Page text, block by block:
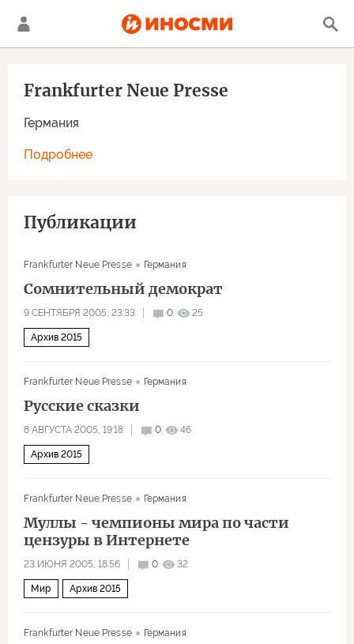
Германия
Frankfurter Neue Presse
Подробнее
Публикации
Frankfurter Neue Presse Германия
Сомнительный демократ
9 СЕНТЯБРЯ 2005, 23:33 0 25
Архив 2015
Frankfurter Neue Presse Германия
Русские сказки
8 АВГУСТА 2005, 19:18 0 46
Архив 2015
Frankfurter Neue Presse Германия
Муллы - чемпионы мира по части
цензуры в Интернете
23 ИЮНЯ 2005, 18:56 0 32
Мир Архив 2015
Frankfurter Neue Presse Германия